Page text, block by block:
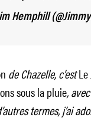
Hemphill
de Chazelle, c’est
sous la pluie,
termes, j’ai